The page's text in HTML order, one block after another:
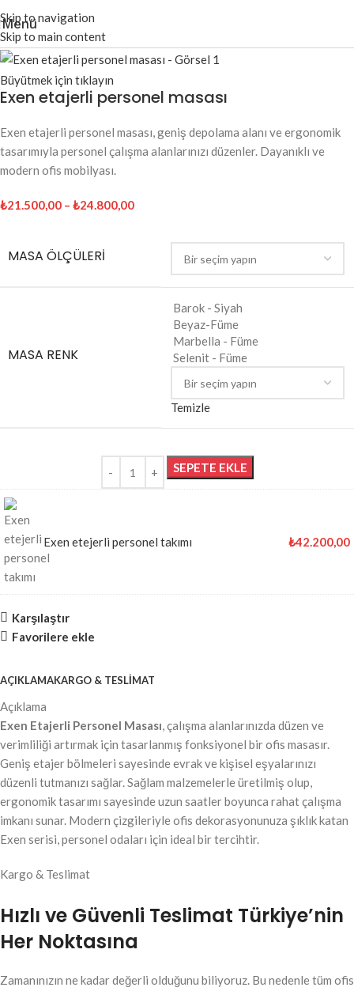
Skip to navigation
Skip to main content
Menü
Büyütmek için tıklayın
Exen etajerli personel masası
Exen etajerli personel masası, geniş depolama alanı ve ergonomik
tasarımıyla personel çalışma alanlarınızı düzenler. Dayanıklı ve
modern ofis mobilyası.
₺21.500,00 – ₺24.800,00
MASA ÖLÇÜLERI
MASA RENK
Barok - Siyah
Beyaz-Füme
Marbella - Füme
Selenit - Füme
Temizle
SEPETE EKLE
Exen etejerli personel takımı ₺42.200,00
Karşılaştır
Favorilere ekle
AÇIKLAMAKARGO & TESLIMAT
Açıklama
Exen Etajerli Personel Masası, çalışma alanlarınızda düzen ve
verimliliği artırmak için tasarlanmış fonksiyonel bir ofis masasır.
Geniş etajer bölmeleri sayesinde evrak ve kişisel eşyalarınızı
düzenli tutmanızı sağlar. Sağlam malzemelerle üretilmiş olup,
ergonomik tasarımı sayesinde uzun saatler boyunca rahat çalışma
imkanı sunar. Modern çizgileriyle ofis dekorasyonunuza şıklık katan
Exen serisi, personel odaları için ideal bir tercihtir.
Kargo & Teslimat
Hızlı ve Güvenli Teslimat Türkiye’nin
Her Noktasına
Zamanınızın ne kadar değerli olduğunu biliyoruz. Bu nedenle tüm ofis